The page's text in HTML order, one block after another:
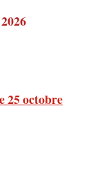
2026
25 octobre